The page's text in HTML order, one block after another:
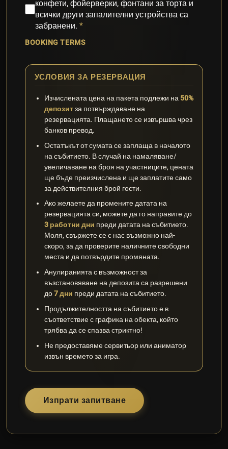
конфети, фойерверки, фонтани за торта и
всички други запалителни устройства са
забранени.
BOOKING TERMS
УСЛОВИЯ ЗА РЕЗЕРВАЦИЯ
Изчислената цена на пакета подлежи на 50%
депозитза потвърждаване на
резервацията. Плащането се извършва чрез
банков превод.
Остатъкът от сумата се заплаща в началото
на събитието. В случай на намаляване/
увеличаване на броя на участниците, цената
ще бъде преизчислена и ще заплатите само
за действителния брой гости.
Ако желаете да промените датата на
резервацията си, можете да го направите до
3 работни дни преди датата на събитието.
Моля, свържете се с нас възможно най-
скоро, за да проверите наличните свободни
места и да потвърдите промяната.
Анулиранията с възможност за
възстановяване на депозита са разрешени
до7 дни преди датата на събитието.
Продължителността на събитието е в
съответствие с графика на обекта, който
трябва да се спазва стриктно!
Не предоставяме сервитьор или аниматор
извън времето за игра.